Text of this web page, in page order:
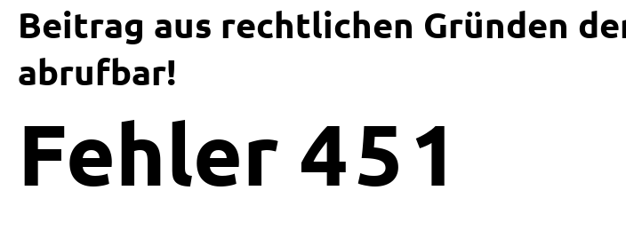
Beitrag aus rechtlichen Gründen
abrufbar!
Fehler 4 5 1